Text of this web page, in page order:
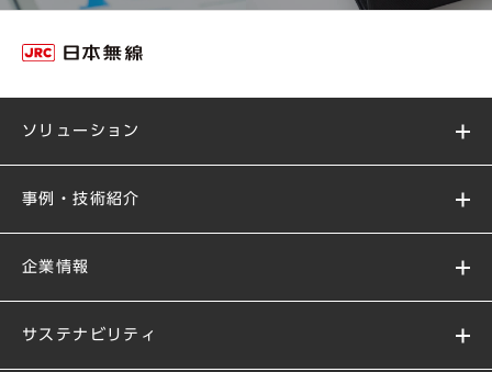
ソリューション
事例・技術紹介
企業情報
サステナビリティ